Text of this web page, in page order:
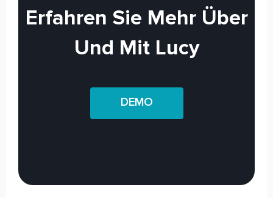
Erfahren Sie Mehr Über
Und Mit Lucy
DEMO